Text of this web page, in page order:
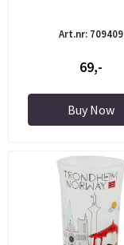
Art.nr: 709409
69,-
Buy Now